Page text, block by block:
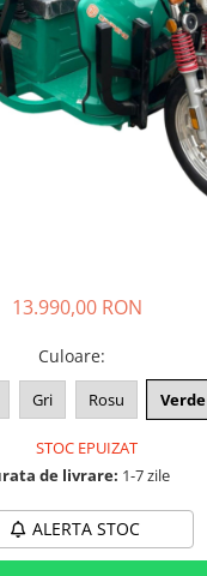
13.990,00 RON
Culoare:
Gri Rosu Verde
STOC EPUIZAT
de livrare: 1-7 zile
ALERTA STOC